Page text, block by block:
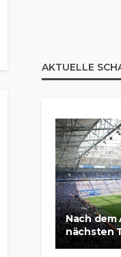
AKTUELLE
Nach
nächsten